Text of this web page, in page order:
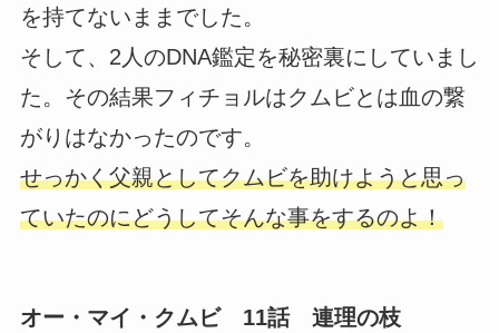
を持てないままでした。
そして、2人のDNA鑑定を秘密裏にしていまし
た。その結果フィチョルはクムビとは血の繋
がりはなかったのです。
せっかく父親としてクムビを助けようと思っ
ていたのにどうしてそんな事をするのよ！
オー・マイ・クムビ 11話 連理の枝